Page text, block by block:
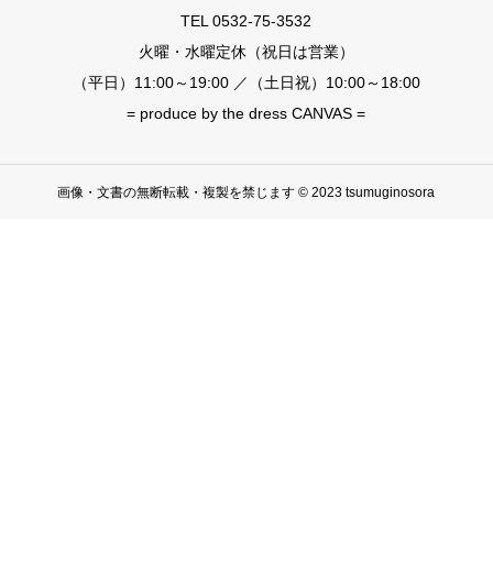
TEL 0532-75-3532
火曜・水曜定休（祝日は営業）
（平日）11:00～19:00 ／（土日祝）10:00～18:00
= produce by the dress CANVAS =
画像・文書の無断転載・複製を禁じます © 2023 tsumuginosora